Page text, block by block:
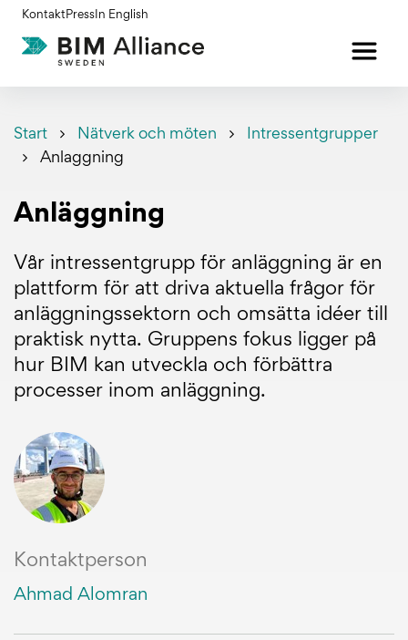
innehållet
Kontakt Press In English
Start Nätverk och möten
Intressentgrupper
Anlaggning
Anläggning
Vår intressentgrupp för anläggning är en
plattform för att driva aktuella frågor för
anläggningssektorn och omsätta idéer till
praktisk nytta. Gruppens fokus ligger på
hur BIM kan utveckla och förbättra
processer inom anläggning.
Kontaktperson
Ahmad Alomran